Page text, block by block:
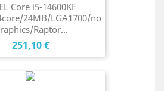
Core i5-14600KF
24MB/LGA1700/no
Raptor...
Cena
251,10 €